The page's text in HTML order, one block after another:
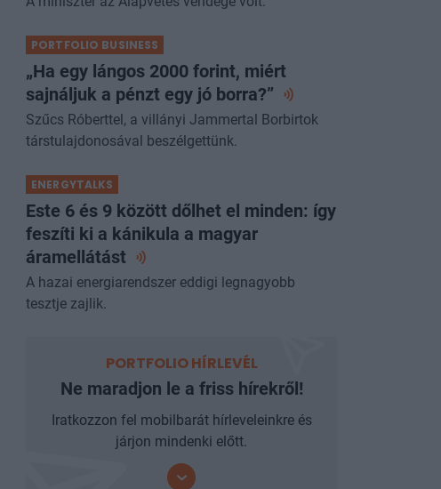
PORTFOLIO BUSINESS
„Ha egy lángos 2000 forint, miért
sajnáljuk a pénzt egy jó borra?”
Szűcs Róberttel, a villányi Jammertal Borbirtok
társtulajdonosával beszélgettünk.
ENERGYTALKS
Este 6 és 9 között dőlhet el minden: így
feszíti ki a kánikula a magyar
áramellátást
A hazai energiarendszer eddigi legnagyobb
tesztje zajlik.
PORTFOLIO HÍRLEVÉL
Ne maradjon le a friss hírekről!
Iratkozzon fel mobilbarát hírleveleinkre és
járjon mindenki előtt.